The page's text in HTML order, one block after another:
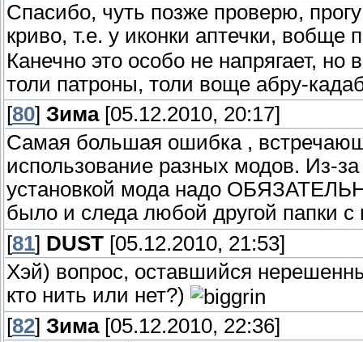
Спасибо, чуть позже проверю,
криво, т.е. у иконки аптечки,
Канечно это особо не напрягает,
толи патроны, толи воще абру-
[80] Зима[05.12.2010, 20:17]
Самая большая ошибка ,
использование разных модов. Из-
установкой мода надо
было и следа любой другой папки
[81] DUST [05.12.2010, 21:53]
Хэй) вопрос, оставшийся
кто нить или нет?)
[82] Зима[05.12.2010, 22:36]